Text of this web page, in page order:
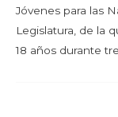
Jóvenes para las
Legislatura, de la
18 años durante